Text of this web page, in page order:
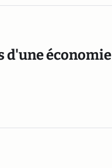
d'une économie